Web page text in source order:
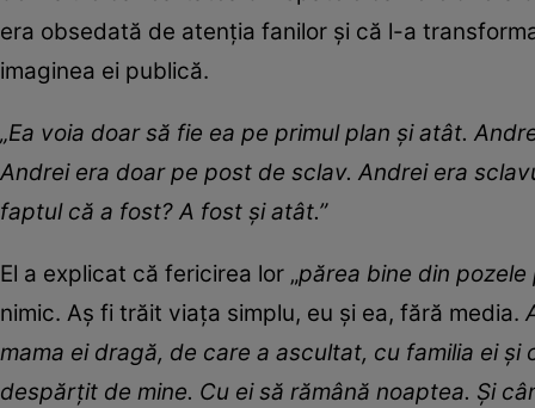
era obsedată de atenția fanilor și că l-a
imaginea ei publică.
„Ea voia doar să fie ea pe primul plan și atât.
Andrei era doar pe post de sclav. Andrei era
faptul că a fost? A fost și atât.”
El a explicat că fericirea lor „părea bine din pozele
nimic. Aș fi trăit viața simplu, eu și ea, fără media.
mama ei dragă, de care a ascultat, cu familia ei
despărțit de mine. Cu ei să rămână noaptea. Și